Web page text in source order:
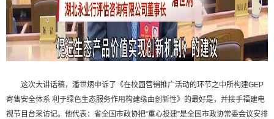
这次大讲话稿，潘世炳申诉了《在校园营销推广活动的环节之中所构建GEP
寄售安全体系 利于绿色生态服务作用构建缘由创新性》的最好是，并接手福建电
视节目台采访记。他代表：省全国市政协把“重心投建”是全国市政协常委会议安排